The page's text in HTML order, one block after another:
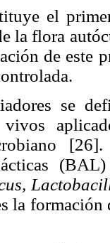
el
la flora
de este
se
vivos
la